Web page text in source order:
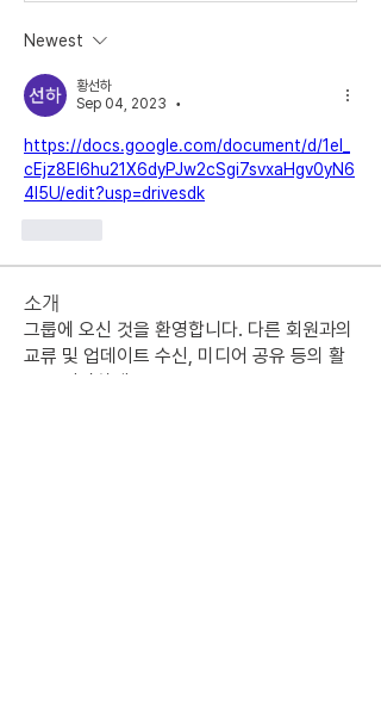
Newest
황선하
Sep 04, 2023
•
https://docs.google.com/document/d/1el_
cEjz8EI6hu21X6dyPJw2cSgi7svxaHgv0yN6
4l5U/edit?usp=drivesdk
소개
그룹에 오신 것을 환영합니다. 다른 회원과의
교류 및 업데이트 수신, 미디어 공유 등의 활
동을 시작하세요.